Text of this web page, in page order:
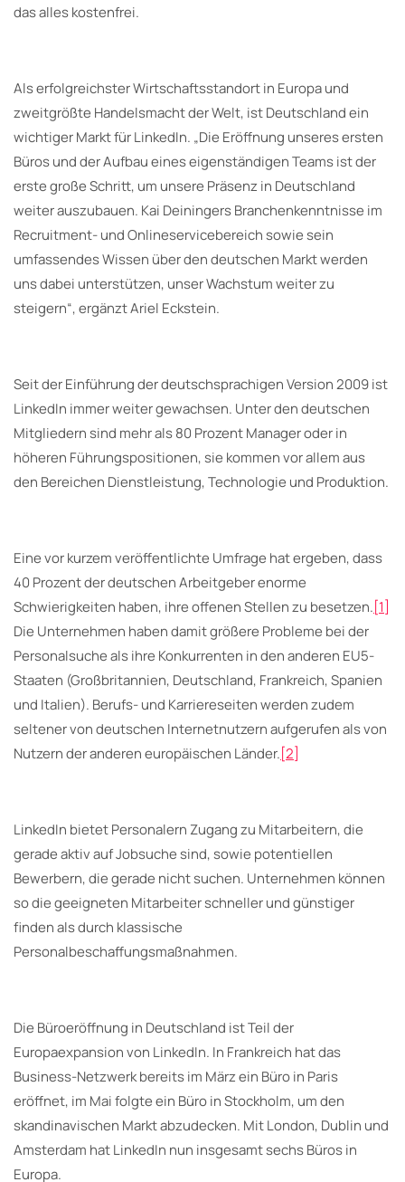
das alles kostenfrei.
Als erfolgreichster Wirtschaftsstandort in Europa und
zweitgrößte Handelsmacht der Welt, ist Deutschland ein
wichtiger Markt für LinkedIn. „Die Eröffnung unseres ersten
Büros und der Aufbau eines eigenständigen Teams ist der
erste große Schritt, um unsere Präsenz in Deutschland
weiter auszubauen. Kai Deiningers Branchenkenntnisse im
Recruitment- und Onlineservicebereich sowie sein
umfassendes Wissen über den deutschen Markt werden
uns dabei unterstützen, unser Wachstum weiter zu
steigern“, ergänzt Ariel Eckstein.
Seit der Einführung der deutschsprachigen Version 2009 ist
LinkedIn immer weiter gewachsen. Unter den deutschen
Mitgliedern sind mehr als 80 Prozent Manager oder in
höheren Führungspositionen, sie kommen vor allem aus
den Bereichen Dienstleistung, Technologie und Produktion.
Eine vor kurzem veröffentlichte Umfrage hat ergeben, dass
40 Prozent der deutschen Arbeitgeber enorme
Schwierigkeiten haben, ihre offenen Stellen zu besetzen.[1]
Die Unternehmen haben damit größere Probleme bei der
Personalsuche als ihre Konkurrenten in den anderen EU5-
Staaten (Großbritannien, Deutschland, Frankreich, Spanien
und Italien). Berufs- und Karriereseiten werden zudem
seltener von deutschen Internetnutzern aufgerufen als von
Nutzern der anderen europäischen Länder.[2]
LinkedIn bietet Personalern Zugang zu Mitarbeitern, die
gerade aktiv auf Jobsuche sind, sowie potentiellen
Bewerbern, die gerade nicht suchen. Unternehmen können
so die geeigneten Mitarbeiter schneller und günstiger
finden als durch klassische
Personalbeschaffungsmaßnahmen.
Die Büroeröffnung in Deutschland ist Teil der
Europaexpansion von LinkedIn. In Frankreich hat das
Business-Netzwerk bereits im März ein Büro in Paris
eröffnet, im Mai folgte ein Büro in Stockholm, um den
skandinavischen Markt abzudecken. Mit London, Dublin und
Amsterdam hat LinkedIn nun insgesamt sechs Büros in
Europa.